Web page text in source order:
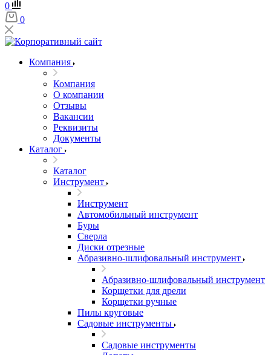
0
0
Компания
Компания
О компании
Отзывы
Вакансии
Реквизиты
Документы
Каталог
Каталог
Инструмент
Инструмент
Автомобильный инструмент
Буры
Сверла
Диски отрезные
Абразивно-шлифовальный инструмент
Абразивно-шлифовальный инструмент
Корщетки для дрели
Корщетки ручные
Пилы круговые
Садовые инструменты
Садовые инструменты